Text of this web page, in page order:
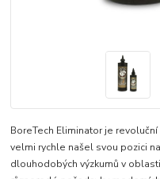
BoreTech Eliminator je
velmi rychle našel svou pozici
dlouhodobých výzkumů v